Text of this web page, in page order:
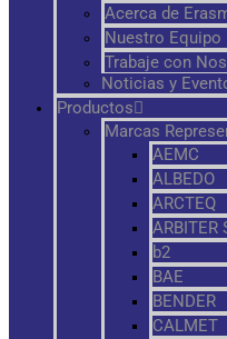
Acerca de
Nuestro Equipo
Trabaje con
Noticias y
Productos
Marcas
AEMC
ALBEDO
ARCTEQ
ARBITER
b2
BAE
BENDER
CALMET